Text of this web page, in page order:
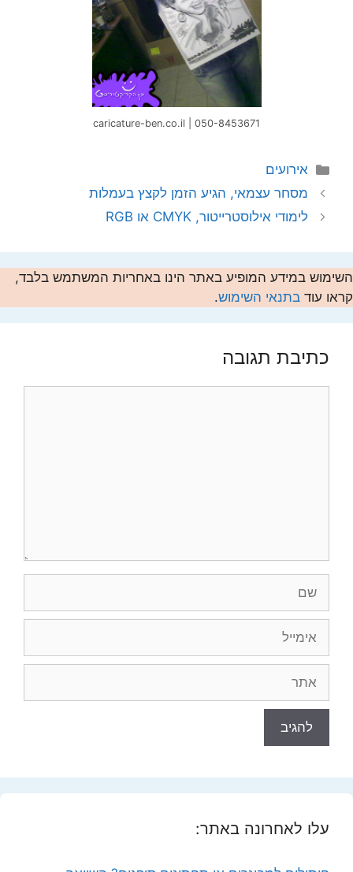
caricature-ben.co.il | 050-8453671
קטגוריות
אירועים
מסחר עצמאי, הגיע הזמן לקצץ בעמלות
לימודי אילוסטרייטור, CMYK או RGB
השימוש במידע המופיע באתר הינו באחריות המשתמש בלבד,
קראו עוד בתנאי השימוש.
כתיבת תגובה
עלו לאחרונה באתר: